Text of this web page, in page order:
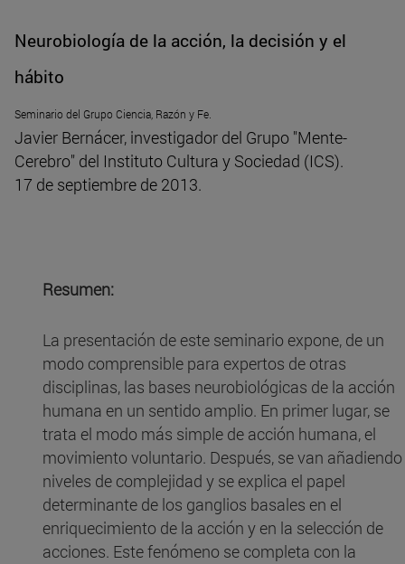
Neurobiología de la acción, la decisión y el
hábito
Seminario del Grupo Ciencia, Razón y Fe.
Javier Bernácer, investigador del Grupo "Mente-
Cerebro" del Instituto Cultura y Sociedad (ICS).
17 de septiembre de 2013.
Resumen:
La presentación de este seminario expone, de un
modo comprensible para expertos de otras
disciplinas, las bases neurobiológicas de la acción
humana en un sentido amplio. En primer lugar, se
trata el modo más simple de acción humana, el
movimiento voluntario. Después, se van añadiendo
niveles de complejidad y se explica el papel
determinante de los ganglios basales en el
enriquecimiento de la acción y en la selección de
acciones. Este fenómeno se completa con la